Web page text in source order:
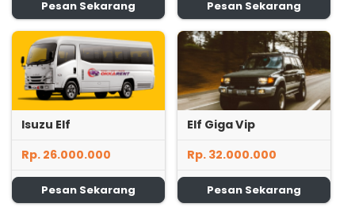
Pesan Sekarang Pesan Sekarang
Isuzu Elf
Rp. 26.000.000
Pesan Sekarang
Elf Giga Vip
Rp. 32.000.000
Pesan Sekarang